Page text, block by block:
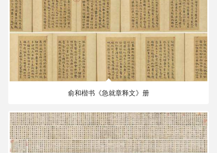
俞和楷书《急就章释文》册
759.90 MB 2496×2183 PX